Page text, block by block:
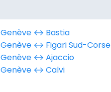
Genève ↔︎ Bastia
Genève ↔︎ Figari Sud-Corse
Genève ↔︎ Ajaccio
Genève ↔︎ Calvi